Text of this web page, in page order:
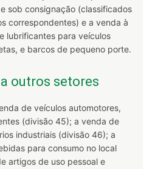
sob consignação (classificados
correspondentes) e a venda à
lubrificantes para veículos
e barcos de pequeno porte.
outros setores
de veículos automotores,
(divisão 45); a venda de
industriais (divisão 46); a
para consumo no local
artigos de uso pessoal e